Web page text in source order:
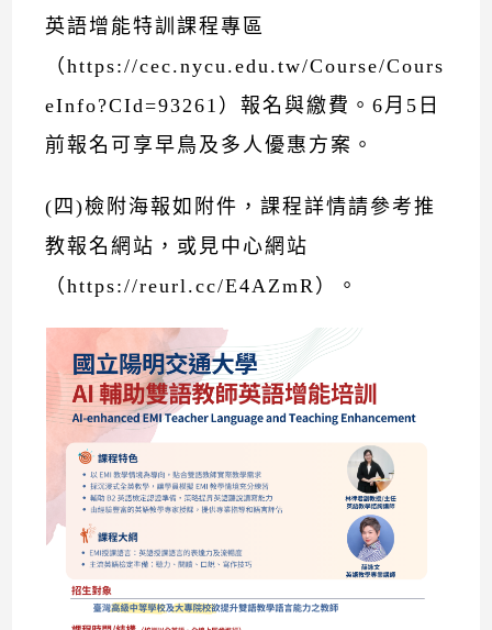
英語增能特訓課程專區
（https://cec.nycu.edu.tw/Course/Cours
eInfo?CId=93261 ）報名與繳費。6月5日
前報名可享早鳥及多人優惠方案。
(四)檢附海報如附件，課程詳情請參考推
教報名網站，或見中心網站
（https://reurl.cc/E4AZmR ）。